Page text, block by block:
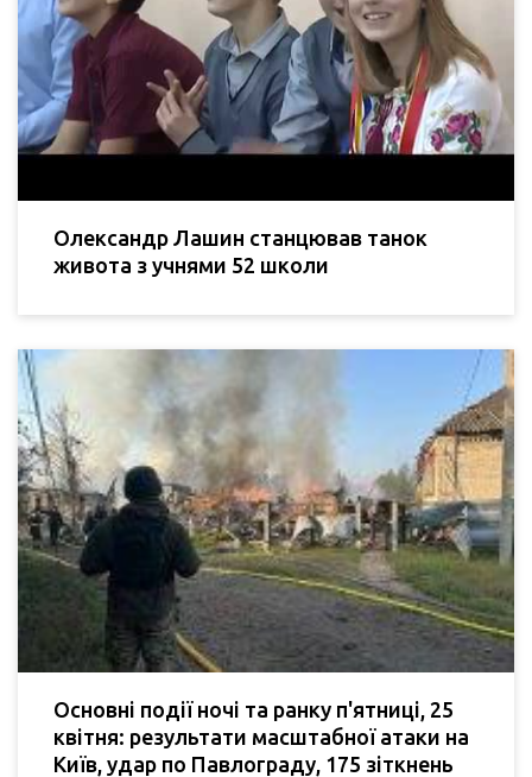
Олександр Лашин станцював танок
живота з учнями 52 школи
Основні події ночі та ранку п'ятниці, 25
квітня: результати масштабної атаки на
Київ, удар по Павлограду, 175 зіткнень